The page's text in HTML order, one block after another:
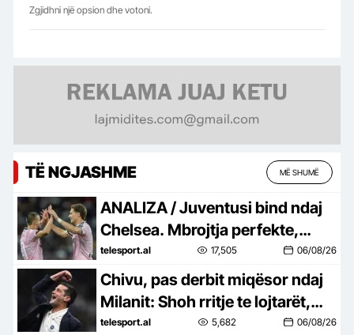
Zgjidhni një opsion dhe votoni.
TË NGJASHME MË SHUMË
ANALIZA / Juventusi bind ndaj
Chelsea. Mbrojtja perfekte,
shkëlqen Zhegrova dhe
rikthehet Yildiz
telesport.al 17,505 06/08/26
Chivu, pas derbit miqësor ndaj
Milanit: Shoh rritje te lojtarët,
rezultati nuk na intereson
telesport.al 5,682 06/08/26